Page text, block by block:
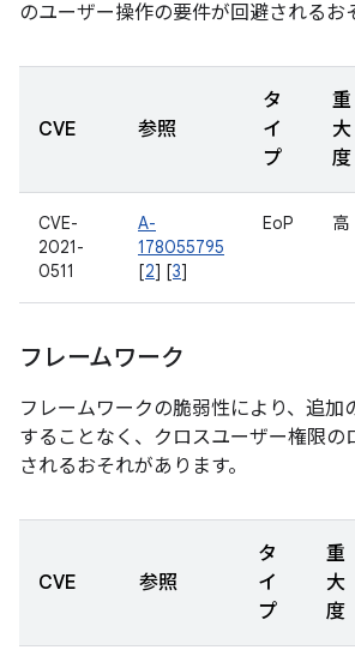
のユーザー操作の要件が回避されるお
CVE 参照
タ
イ
プ
重
大
度
CVE-
2021-
0511
A-
178055795
[2] [3]
EoP 高
フレームワーク
フレームワークの脆弱性により、追加
することなく、クロスユーザー権限の
されるおそれがあります。
CVE 参照
タ
イ
プ
重
大
度